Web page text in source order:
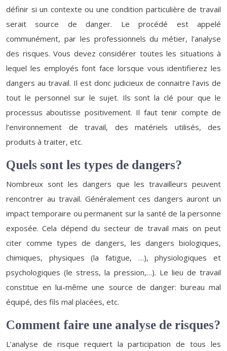
définir si un contexte ou une condition particulière de travail
serait source de danger. Le procédé est appelé
communément, par les professionnels du métier, l’analyse
des risques. Vous devez considérer toutes les situations à
lequel les employés font face lorsque vous identifierez les
dangers au travail. Il est donc judicieux de connaitre l’avis de
tout le personnel sur le sujet. Ils sont la clé pour que le
processus aboutisse positivement. Il faut tenir compte de
l’environnement de travail, des matériels utilisés, des
produits à traiter, etc.
Quels sont les types de dangers?
Nombreux sont les dangers que les travailleurs peuvent
rencontrer au travail. Généralement ces dangers auront un
impact temporaire ou permanent sur la santé de la personne
exposée. Cela dépend du secteur de travail mais on peut
citer comme types de dangers, les dangers biologiques,
chimiques, physiques (la fatigue, …), physiologiques et
psychologiques (le stress, la pression,…). Le lieu de travail
constitue en lui-même une source de danger: bureau mal
équipé, des fils mal placées, etc.
Comment faire une analyse de risques?
L’analyse de risque requiert la participation de tous les